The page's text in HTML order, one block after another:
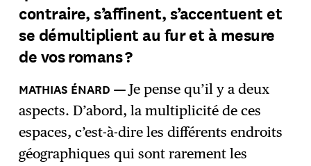
contraire, s’affinent, s’accentuent et
se démultiplient au fur et à mesure
de vos romans ?
Je pense qu’il y a deux
aspects. D’abord, la multiplicité de ces
espaces, c’est-à-dire les différents endroits
géographiques qui sont rarement les